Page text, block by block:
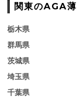
関東のAGA
栃木県
群馬県
茨城県
埼玉県
千葉県